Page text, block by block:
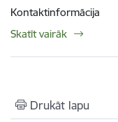
Kontaktinformācija
Skatīt vairāk
Drukāt lapu